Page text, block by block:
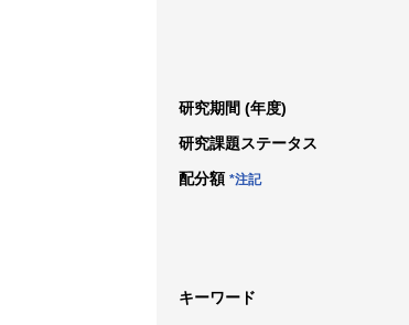
研究期間 (年度)
研究課題ステータス
配分額 *注記
キーワード